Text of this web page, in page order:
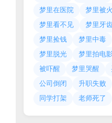
梦里在医院
梦里被
梦里看不见
梦里牙
梦里捡钱
梦里中毒
梦里脱光
梦里拍电
被吓醒
梦里哭醒
公司倒闭
升职失败
同学打架
老师死了